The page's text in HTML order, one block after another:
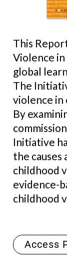
This
Violence
global
The
violence in
By
Initiative
the causes
childhood
evidence-
childhood
Access